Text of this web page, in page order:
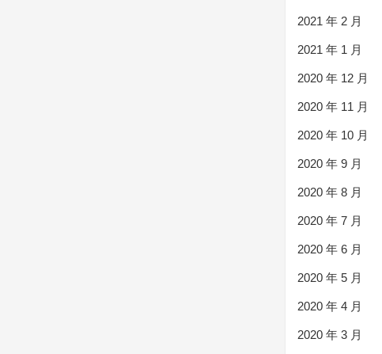
2021 年 2 月
2021 年 1 月
2020 年 12 月
2020 年 11 月
2020 年 10 月
2020 年 9 月
2020 年 8 月
2020 年 7 月
2020 年 6 月
2020 年 5 月
2020 年 4 月
2020 年 3 月